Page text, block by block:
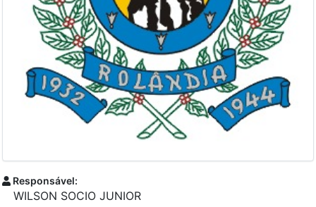
Responsável:
WILSON SOCIO JUNIOR